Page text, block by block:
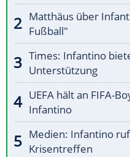
Matthäus über
Fußball"
Times: Infantino
Unterstützung
UEFA hält an FIFA-
Infantino
Medien: Infantino
Krisentreffen